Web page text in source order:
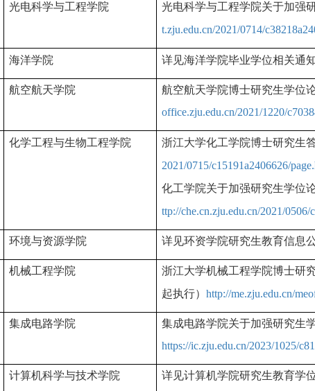
光电科学与工程学院 光电科学与工程学院关于加强
t.zju.edu.cn/2021/0714/
海洋学院 详见海洋学院毕业学位相关通
航空航天学院 航空航天学院博士研究生学位
office.zju.edu.cn/2021/1220/
化学工程与生物工程学院 浙江大学化工学院博士研究生
2021/0715/c15191a2406626/
化工学院关于加强研究生学位
ttp://che.cn.zju.edu.cn/2021/0506/
环境与资源学院 详见环资学院研究生教育信息
机械工程学院 浙江大学机械工程学院博士研
起执行） http://me.zju.edu.cn/
集成电路学院 集成电路学院关于加强研究生
https://ic.zju.edu.cn/2023/1025/
计算机科学与技术学院 详见计算机学院研究生教育学